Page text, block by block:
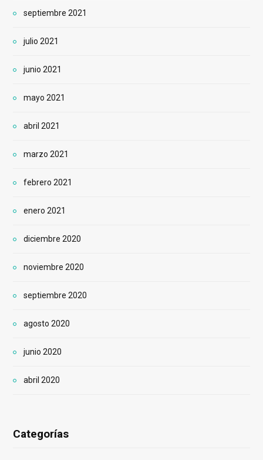
septiembre 2021
julio 2021
junio 2021
mayo 2021
abril 2021
marzo 2021
febrero 2021
enero 2021
diciembre 2020
noviembre 2020
septiembre 2020
agosto 2020
junio 2020
abril 2020
Categorías